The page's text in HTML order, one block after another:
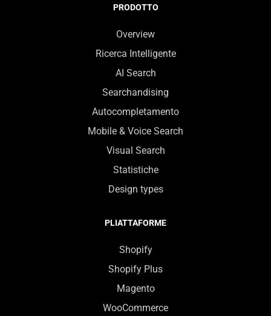
PRODOTTO
Overview
Ricerca Intelligente
AI Search
Searchandising
Autocompletamento
Mobile & Voice Search
Visual Search
Statistiche
Design types
PLIATTAFORME
Shopify
Shopify Plus
Magento
WooCommerce